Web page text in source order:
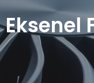
Eksenel